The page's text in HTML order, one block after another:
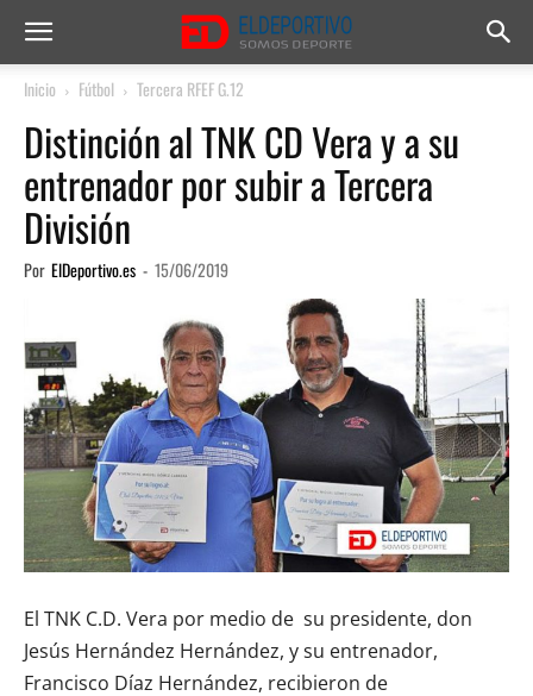
Inicio Fútbol Tercera RFEF G.12
Distinción al TNK CD Vera y a su
entrenador por subir a Tercera
División
Por ElDeportivo.es - 15/06/2019
El TNK C.D. Vera por medio de su presidente, don
Jesús Hernández Hernández, y su entrenador,
Francisco Díaz Hernández, recibieron de